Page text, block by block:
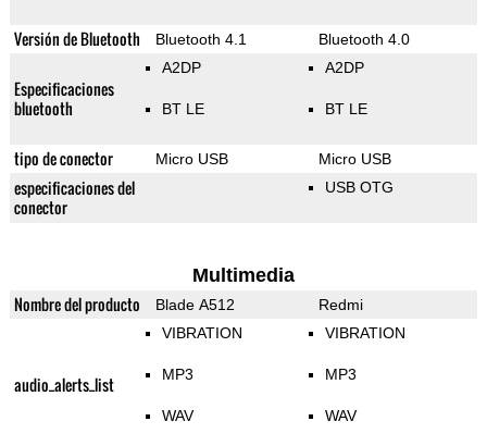
Versión de Bluetooth Bluetooth 4.1 Bluetooth 4.0
Especificaciones
bluetooth
A2DP
BT LE
A2DP
BT LE
tipo de conector Micro USB Micro USB
especificaciones del
conector
USB OTG
Multimedia
Nombre del producto Blade A512 Redmi
audio_alerts_list
VIBRATION
MP3
WAV
VIBRATION
MP3
WAV